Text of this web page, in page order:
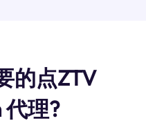
的点ZTV
代理?